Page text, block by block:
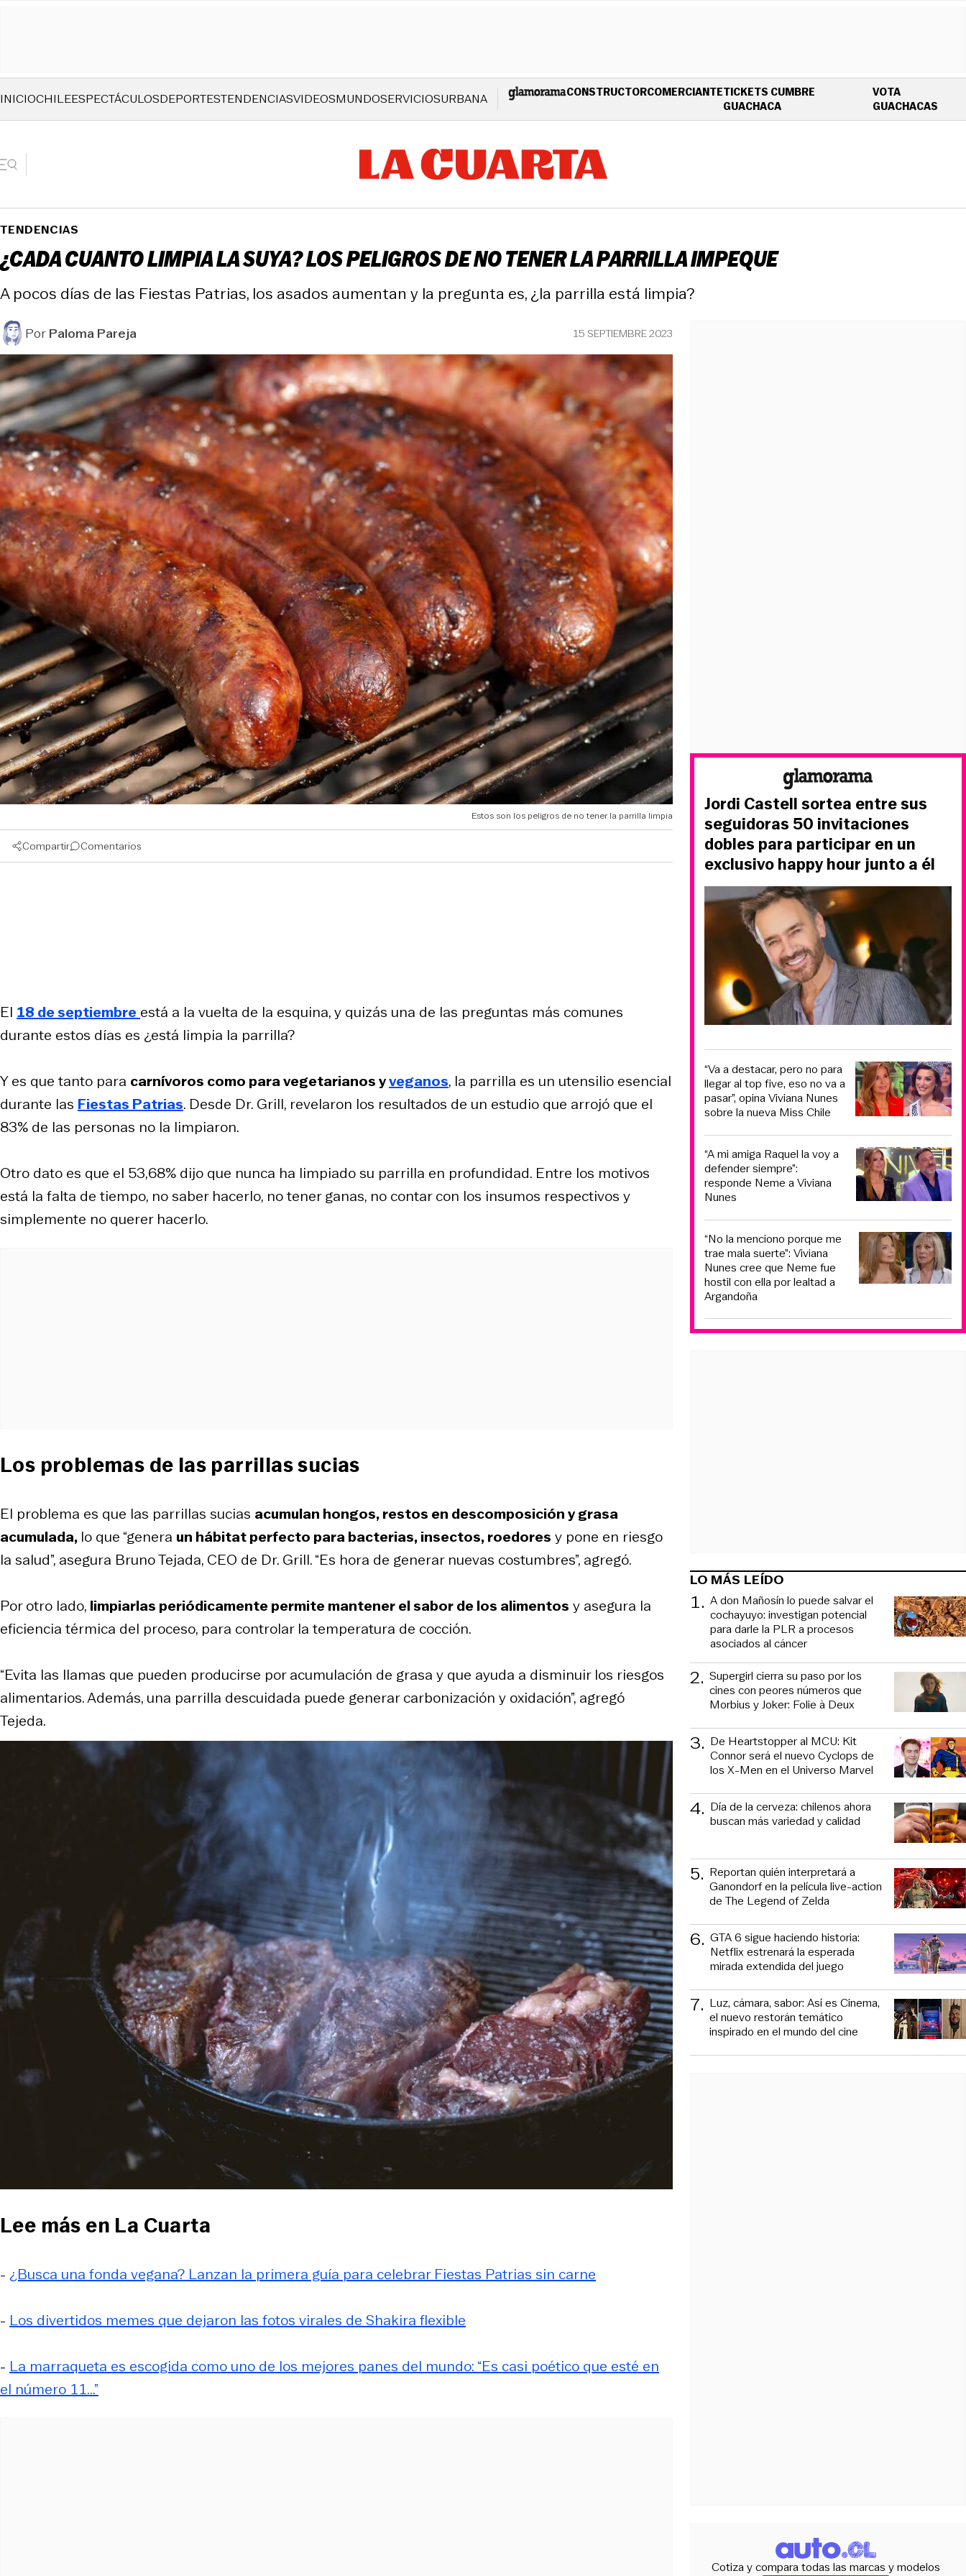
INICIOCHILEESPECTÁCULOSDEPORTESTENDENCIASVIDEOSMUNDOSERVICIOSURBANA CONSTRUCTORCOMERCIANTETICKETS CUMBRE
GUACHACAOPENS IN NEW WINDOW
VOTA
GUACHACAS
TENDENCIAS
¿CADA CUANTO LIMPIA LA SUYA? LOS PELIGROS DE NO TENER LA PARRILLA IMPEQUE
A pocos días de las Fiestas Patrias, los asados aumentan y la pregunta es, ¿la parrilla está limpia?
PorPaloma Pareja 15 SEPTIEMBRE 2023
Estos son los peligros de no tener la parrilla limpia
Compartir Comentarios
El 18 de septiembre está a la vuelta de la esquina, y quizás una de las preguntas más comunes
durante estos días es ¿está limpia la parrilla?
Y es que tanto para carnívoros como para vegetarianos yveganos, la parrilla es un utensilio esencial
durante las Fiestas Patrias. Desde Dr. Grill, revelaron los resultados de un estudio que arrojó que el
83% de las personas no la limpiaron.
Otro dato es que el 53,68% dijo que nunca ha limpiado su parrilla en profundidad. Entre los motivos
está la falta de tiempo, no saber hacerlo, no tener ganas, no contar con los insumos respectivos y
simplemente no querer hacerlo.
Los problemas de las parrillas sucias
El problema es que las parrillas sucias acumulan hongos, restos en descomposición y grasa
acumulada, lo que “genera un hábitat perfecto para bacterias, insectos, roedores y pone en riesgo
la salud”, asegura Bruno Tejada, CEO de Dr. Grill. “Es hora de generar nuevas costumbres”, agregó.
Por otro lado, limpiarlas periódicamente permite mantener el sabor de los alimentos y asegura la
eficiencia térmica del proceso, para controlar la temperatura de cocción.
“Evita las llamas que pueden producirse por acumulación de grasa y que ayuda a disminuir los riesgos
alimentarios. Además, una parrilla descuidada puede generar carbonización y oxidación”, agregó
Tejeda.
Lee más en La Cuarta
- ¿Busca una fonda vegana? Lanzan la primera guía para celebrar Fiestas Patrias sin carne
- Los divertidos memes que dejaron las fotos virales de Shakira flexible
- La marraqueta es escogida como uno de los mejores panes del mundo: “Es casi poético que esté en
el número 11...”
Jordi Castell sortea entre sus
seguidoras 50 invitaciones
dobles para participar en un
exclusivo happy hour junto a él
“Va a destacar, pero no para
llegar al top five, eso no va a
pasar”, opina Viviana Nunes
sobre la nueva Miss Chile
“A mi amiga Raquel la voy a
defender siempre”:
responde Neme a Viviana
Nunes
“No la menciono porque me
trae mala suerte”: Viviana
Nunes cree que Neme fue
hostil con ella por lealtad a
Argandoña
LO MÁS LEÍDO
1. A don Mañosín lo puede salvar el
cochayuyo: investigan potencial
para darle la PLR a procesos
asociados al cáncer
2. Supergirl cierra su paso por los
cines con peores números que
Morbius y Joker: Folie à Deux
3. De Heartstopper al MCU: Kit
Connor será el nuevo Cyclops de
los X-Men en el Universo Marvel
4. Día de la cerveza: chilenos ahora
buscan más variedad y calidad
5. Reportan quién interpretará a
Ganondorf en la película live-action
de The Legend of Zelda
6. GTA 6 sigue haciendo historia:
Netflix estrenará la esperada
mirada extendida del juego
7. Luz, cámara, sabor: Así es Cinema,
el nuevo restorán temático
inspirado en el mundo del cine
Cotiza y compara todas las marcas y modelos